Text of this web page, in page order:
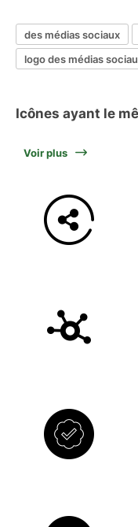
des médias sociaux
logo des médias
Icônes ayant le
Voir plus